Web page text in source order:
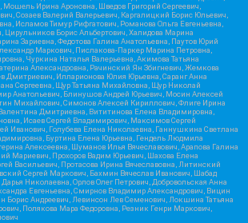
Мошель Ирина Ароновна, Шведов Григорий Сергеевич,
Созаев Валерий Валерьевич, Каргалицкий Борис Юльевич,
Исламов Тимур Рифгатович, Романова Ольга Евгеньевна,
Цирульников Борис Альбертович, Халидова Марина
Зариевна, Федотова Галина Анатольевна, Паутов Юрий
Маркович, Пислакова-Паркер Марина Петровна,
Чуркина Наталья Валерьевна, Акимова Татьяна
Александровна, Рачинский Ян Збигневич, Жемкова
Дмитриевич, Илларионова Юлия Юрьевна, Саранг Анна
Сергеевна, Щур Татьяна Михайловна, Щур Николай
Анатольевич, Блинушов Андрей Юрьевич, Мосин Алексей
Михайлович, Симонов Алексей Кириллович, Флиге Ирина
Дмитриевна, Вититинова Елена Владимировна,
Исаев Сергей Владимирович, Максимов Сергей
Иванович, Голубева Елена Николаевна, Ганнушкина Светлана
Буртина Елена Юрьевна, Гендель Людмила
Алексеевна, Шуманов Илья Вячеславович, Арапова Галина
Мариевич, Прохоров Вадим Юрьевич, Шахова Елена
Васильевич, Протасова Ирина Вячеславовна, Литинский
Сергей Маркович, Бахмин Вячеслав Иванович, Шабад
Николаевна, Орлов Олег Петрович, Добровольская Анна
Евгеньевна, Смирнов Владимир Александрович, Вицин
Борис Андреевич, Левинсон Лев Семенович, Локшина Татьяна
Полякова Мара Федоровна, Резник Генри Маркович,